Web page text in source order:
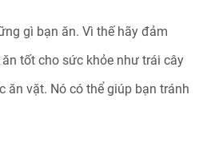
gì bạn ăn. Vì thế hãy đảm
tốt cho sức khỏe như trái cây
ăn vặt. Nó có thể giúp bạn tránh